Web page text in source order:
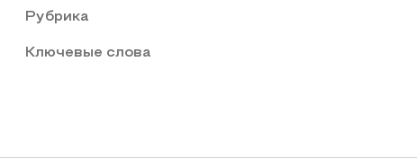
Рубрика
Ключевые слова